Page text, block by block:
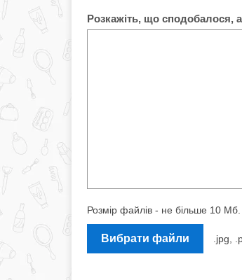
Розкажіть, що сподобалося,
Розмір файлів - не більше 10 Мб.
Вибрати файли .jpg,